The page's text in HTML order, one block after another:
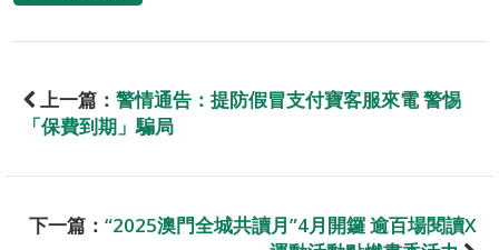
上一篇： 警情通告：提防假冒支付寶客服來電 警惕
「保費到期」騙局
下一篇： “2025澳門全城共讀月”4月開鑼 逾百場閱讀X